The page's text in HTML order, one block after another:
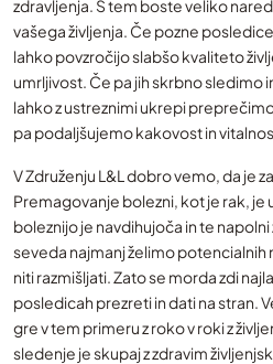
zdravljenja. S tem boste veliko
vašega življenja. Če pozne
lahko povzročijo slabšo kvaliteto
umrljivost. Če pa jih skrbno sledimo
lahko z ustreznimi ukrepi
pa podaljšujemo kakovost in
V Združenju L&L dobro vemo, da je
Premagovanje bolezni, kot je rak, je
boleznijo je navdihujoča in te
seveda najmanj želimo potencialnih
niti razmišljati. Zato se morda zdi
posledicah prezreti in dati na stran.
gre v tem primeru z roko v roki z
sledenje je skupaj z zdravim